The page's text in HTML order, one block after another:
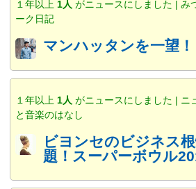
１年以上 1人 がニュースにしました | み
ーク日記
マンハッタンを一望！
１年以上 1人 がニュースにしました | ニ
と音楽のはなし
ビヨンセのビジネス
題！スーパーボウル